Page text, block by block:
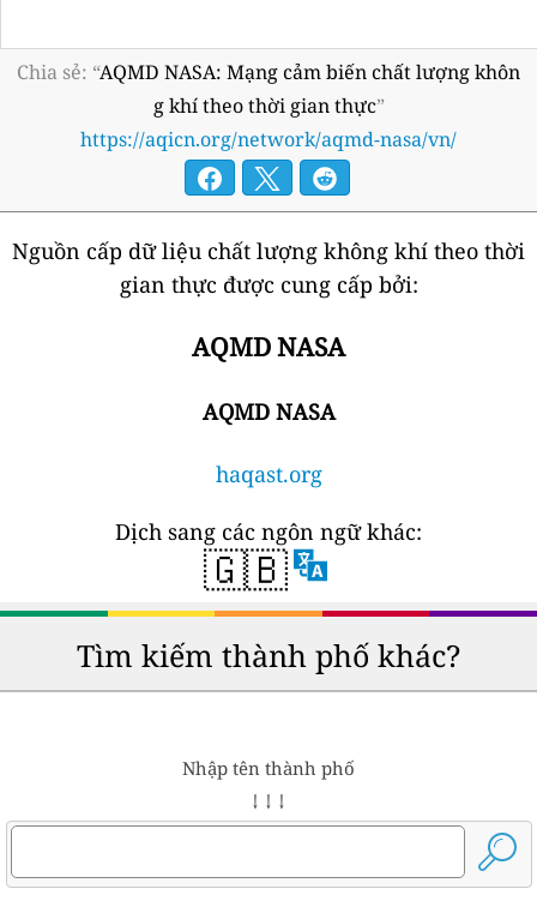
Chia sẻ: “AQMD NASA: Mạng cảm biến chất lượng khôn
g khí theo thời gian thực”
https://aqicn.org/network/aqmd-nasa/vn/
Nguồn cấp dữ liệu chất lượng không khí theo thời
gian thực được cung cấp bởi:
AQMD NASA
AQMD NASA
haqast.org
Dịch sang các ngôn ngữ khác:
🇬🇧
Tìm kiếm thành phố khác?
Nhập tên thành phố
↓ ↓ ↓